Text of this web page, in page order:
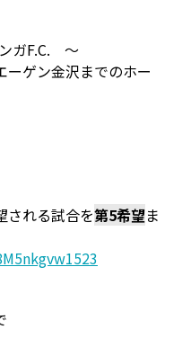
ガF.C. ～
ゲン金沢までのホー
される試合を第5希望ま